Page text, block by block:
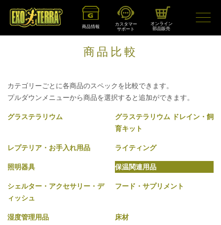
商品情報
カスタマー
サポート
オンライン
部品販売
商品比較
カテゴリーごとに各商品のスペックを比較できます。
プルダウンメニューから商品を選択すると追加ができます。
グラステラリウム
グラステラリウム ドレイン・飼
育キット
レプテリア・お手入れ用品 ライティング
照明器具 保温関連用品
シェルター・アクセサリー・デ
ィッシュ
フード・サプリメント
湿度管理用品 床材